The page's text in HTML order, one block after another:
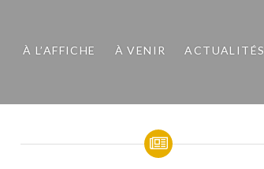
À L’AFFICHE À VENIR ACTUALITÉS